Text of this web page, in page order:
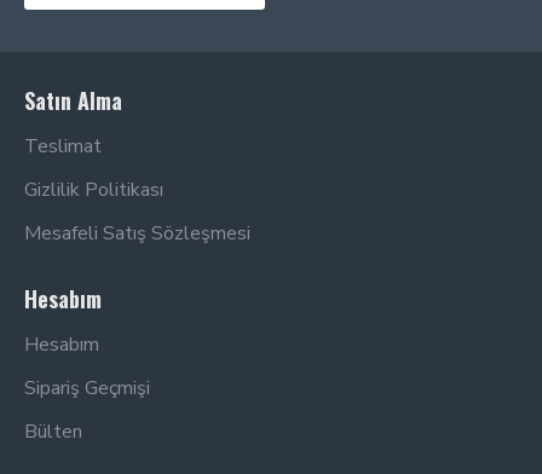
Satın Alma
Teslimat
Gizlilik Politikası
Mesafeli Satış Sözleşmesi
Hesabım
Hesabım
Sipariş Geçmişi
Bülten